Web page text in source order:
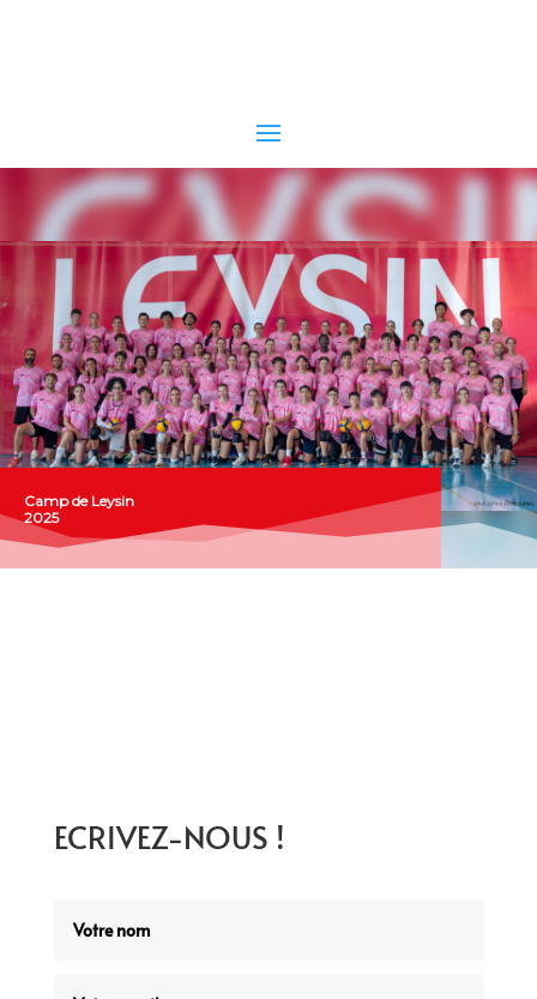
Camp de Leysin
2025
ECRIVEZ-NOUS !